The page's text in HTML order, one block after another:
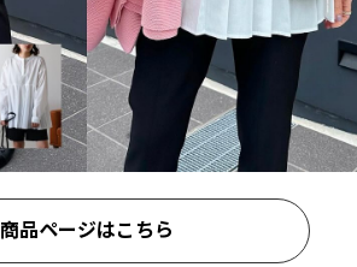
商品ページはこちら